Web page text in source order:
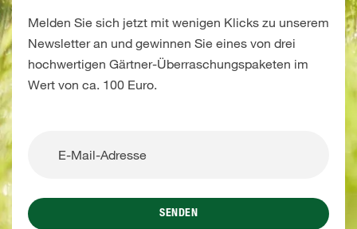
Melden Sie sich jetzt mit wenigen Klicks zu unserem
Newsletter an und gewinnen Sie eines von drei
hochwertigen Gärtner-Überraschungspaketen im
Wert von ca. 100 Euro.
SENDEN